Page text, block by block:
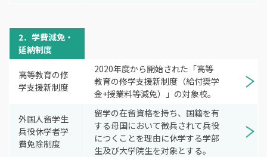
2．学費減免・
延納制度
高等教育の修
学支援新制度
2020年度から開始された「高等
教育の修学支援新制度（給付奨学
金+授業料等減免）」の対象校。
外国人留学生
兵役休学者学
費免除制度
留学の在留資格を持ち、国籍を有
する母国において徴兵されて兵役
につくことを理由に休学する学部
生及び大学院生を対象とする。